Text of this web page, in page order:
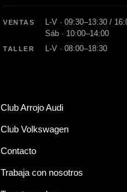
VENTAS
L-V · 09:30–13:30 /
Sáb · 10:00–14:00
TALLER L-V · 08:00–18:30
Club Arrojo Audi
Club Volkswagen
Contacto
Trabaja con nosotros